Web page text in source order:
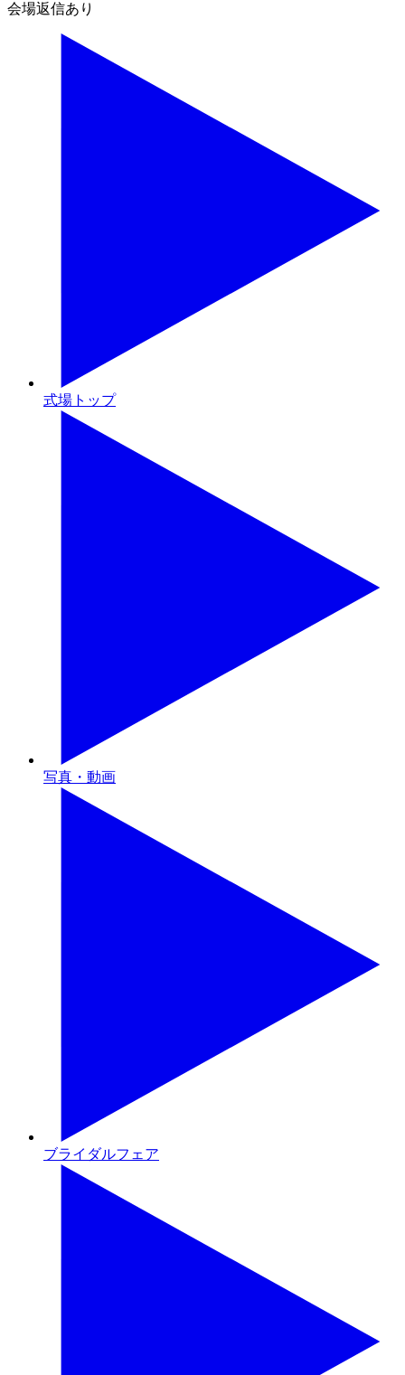
会場返信あり
式場トップ
写真・動画
ブライダルフェア